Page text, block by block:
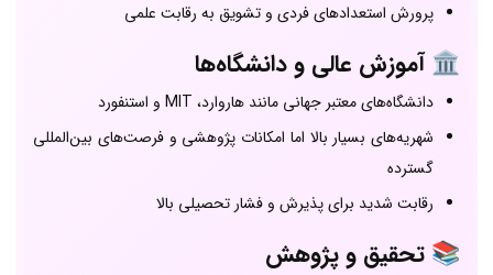
پرورش استعدادهای فردی و تشویق به رقابت علمی
🏛️آموزش عالی و دانشگاه‌ها
دانشگاه‌های معتبر جهانی مانند هاروارد، MIT و استنفورد
شهریه‌های بسیار بالا اما امکانات پژوهشی و فرصت‌های بین‌المللی
گسترده
رقابت شدید برای پذیرش و فشار تحصیلی بالا
📚 تحقیق و پژوهش